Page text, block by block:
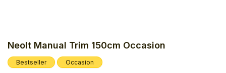
Neolt Manual Trim 150cm Occasion
Bestseller Occasion